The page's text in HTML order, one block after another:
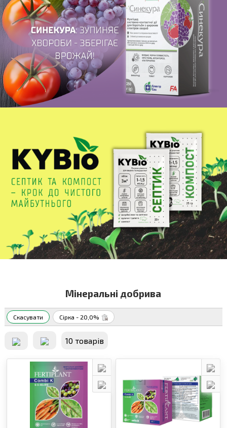
Мінеральні добрива
Скасувати Сірка - 20,0%
10 товарiв